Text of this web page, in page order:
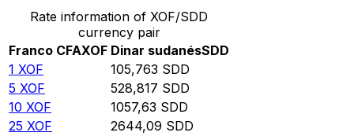
Rate information of XOF/SDD
currency pair
Franco CFAXOF Dinar sudanésSDD
1 XOF 105,763 SDD
5 XOF 528,817 SDD
10 XOF 1057,63 SDD
25 XOF 2644,09 SDD